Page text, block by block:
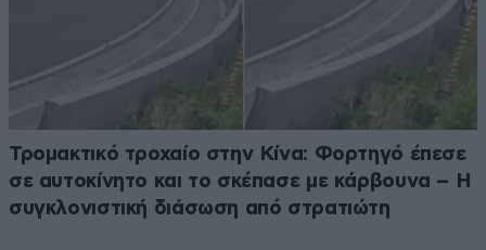
Τρομακτικό τροχαίο στην Κίνα: Φορτηγό έπεσε
σε αυτοκίνητο και το σκέπασε με κάρβουνα – Η
συγκλονιστική διάσωση από στρατιώτη